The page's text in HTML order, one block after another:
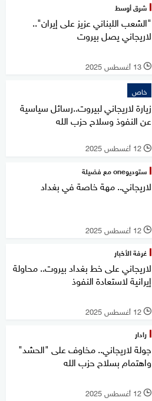
شرق أوسط
"الشعب اللبناني عزيز على إيران"..
لاريجاني يصل بيروت
l 13 أغسطس 2025
خاص
زيارة لاريجاني لبيروت..رسائل سياسية
عن النفوذ وسلاح حزب الله
l 12 أغسطس 2025
ستوديوone مع فضيلة
لاريجاني.. مهة خاصة في بغداد
l 12 أغسطس 2025
غرفة الأخبار
لاريجاني على خط بغداد بيروت.. محاولة
إيرانية لاستعادة النفوذ
l 12 أغسطس 2025
رادار
جولة لاريجاني.. مخاوف على "الحشد"
واهتمام بسلاح حزب الله
l 12 أغسطس 2025